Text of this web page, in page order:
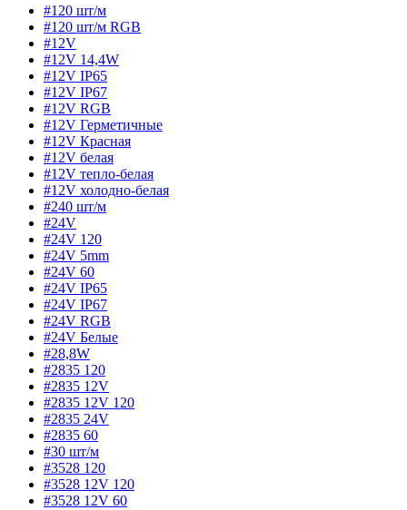
#120 шт/м
#120 шт/м RGB
#12V
#12V 14,4W
#12V IP65
#12V IP67
#12V RGB
#12V Герметичные
#12V Красная
#12V белая
#12V тепло-белая
#12V холодно-белая
#240 шт/м
#24V
#24V 120
#24V 5mm
#24V 60
#24V IP65
#24V IP67
#24V RGB
#24V Белые
#28,8W
#2835 120
#2835 12V
#2835 12V 120
#2835 24V
#2835 60
#30 шт/м
#3528 120
#3528 12V 120
#3528 12V 60